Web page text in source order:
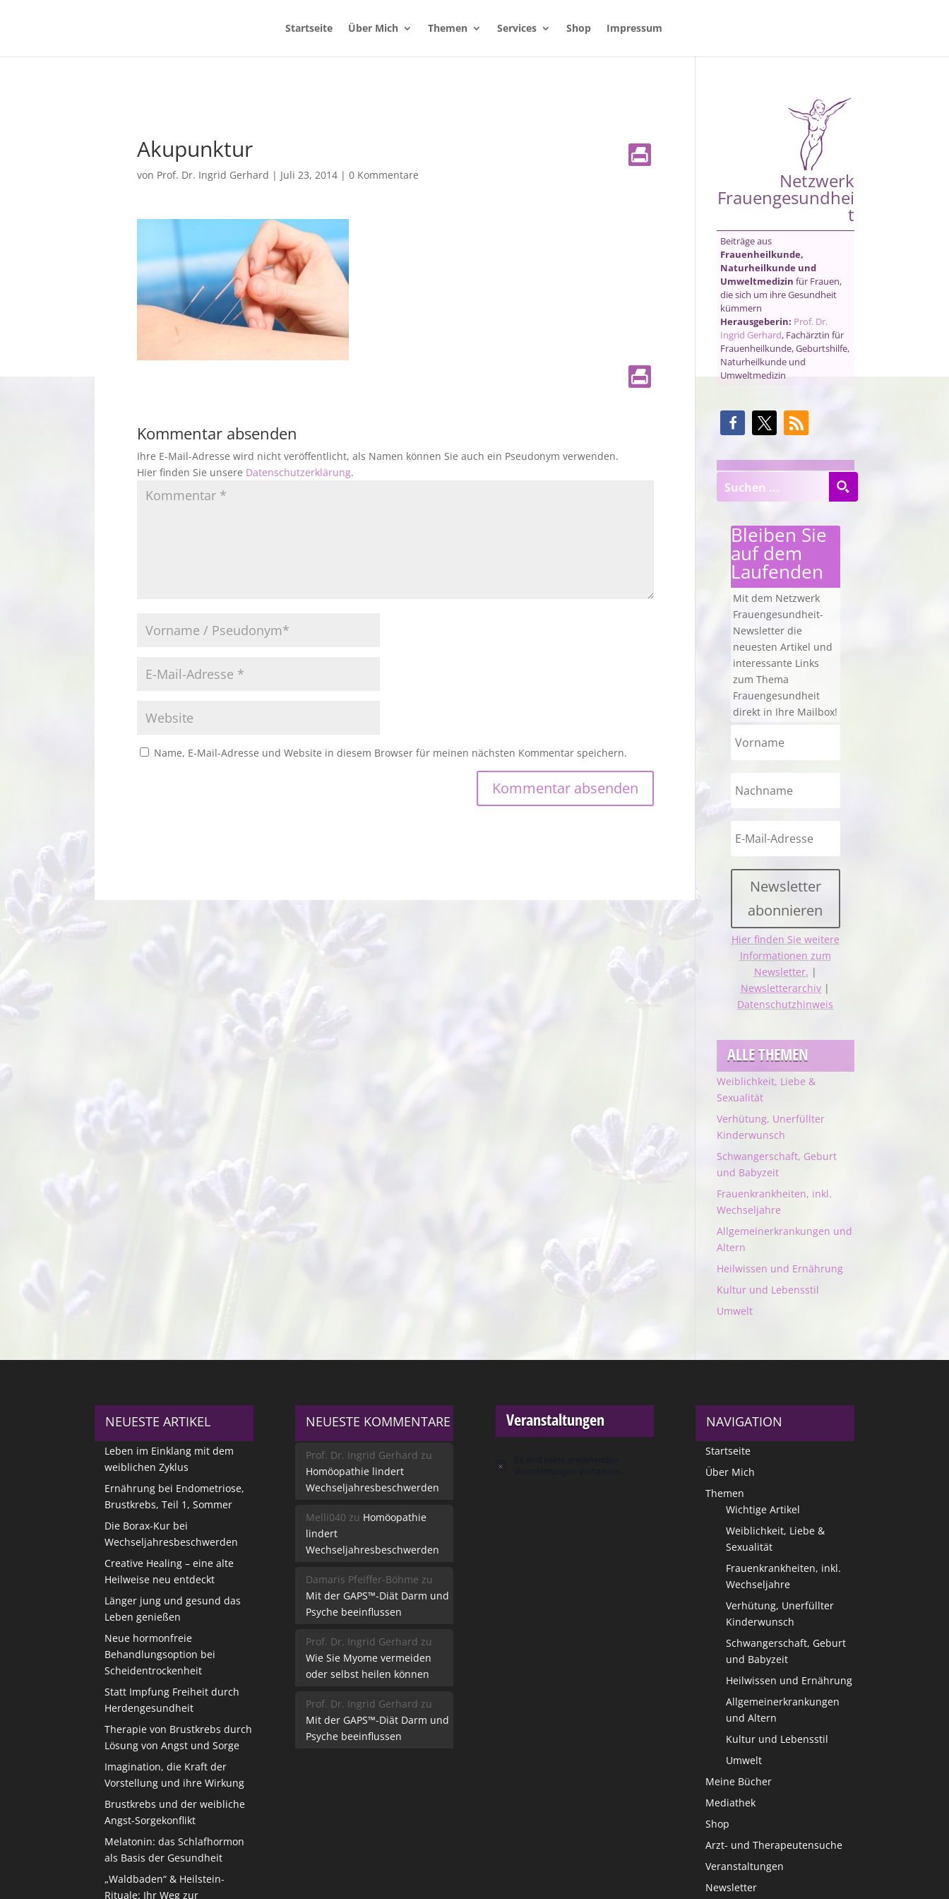
Startseite Über Mich Themen Services Shop Impressum
Akupunktur
von Prof. Dr. Ingrid Gerhard | Juli 23, 2014| 0 Kommentare
Kommentar absenden
Ihre E-Mail-Adresse wird nicht veröffentlicht, als Namen können Sie auch ein Pseudonym verwenden.
Hier finden Sie unsere Datenschutzerklärung.
Name, E-Mail-Adresse und Website in diesem Browser für meinen nächsten Kommentar speichern.
Netzwerk
Frauengesundhei
t
Beiträge aus
Frauenheilkunde,
Naturheilkunde und
Umweltmedizin für Frauen,
die sich um ihre Gesundheit
kümmern
Herausgeberin: Prof. Dr.
Ingrid Gerhard, Fachärztin für
Frauenheilkunde, Geburtshilfe,
Naturheilkunde und
Umweltmedizin
Bleiben Sie
auf dem
Laufenden
Mit dem Netzwerk
Frauengesundheit-
Newsletter die
neuesten Artikel und
interessante Links
zum Thema
Frauengesundheit
direkt in Ihre Mailbox!
Newsletter
abonnieren
Hier finden Sie weitere
Informationen zum
Newsletter. |
Newsletterarchiv |
Datenschutzhinweis
ALLE THEMEN
Weiblichkeit, Liebe &
Sexualität
Verhütung, Unerfüllter
Kinderwunsch
Schwangerschaft, Geburt
und Babyzeit
Frauenkrankheiten, inkl.
Wechseljahre
Allgemeinerkrankungen und
Altern
Heilwissen und Ernährung
Kultur und Lebensstil
Umwelt
NEUESTE ARTIKEL
Leben im Einklang mit dem
weiblichen Zyklus
Ernährung bei Endometriose,
Brustkrebs, Teil 1, Sommer
Die Borax-Kur bei
Wechseljahresbeschwerden
Creative Healing – eine alte
Heilweise neu entdeckt
Länger jung und gesund das
Leben genießen
Neue hormonfreie
Behandlungsoption bei
Scheidentrockenheit
Statt Impfung Freiheit durch
Herdengesundheit
Therapie von Brustkrebs durch
Lösung von Angst und Sorge
Imagination, die Kraft der
Vorstellung und ihre Wirkung
Brustkrebs und der weibliche
Angst-Sorgekonflikt
Melatonin: das Schlafhormon
als Basis der Gesundheit
„Waldbaden“ & Heilstein-
Rituale: Ihr Weg zur
NEUESTE KOMMENTARE
Prof. Dr. Ingrid Gerhard zu
Homöopathie lindert
Wechseljahresbeschwerden
Melli040 zu Homöopathie
lindert
Wechseljahresbeschwerden
Damaris Pfeiffer-Böhme zu
Mit der GAPS™-Diät Darm und
Psyche beeinflussen
Prof. Dr. Ingrid Gerhard zu
Wie Sie Myome vermeiden
oder selbst heilen können
Prof. Dr. Ingrid Gerhard zu
Mit der GAPS™-Diät Darm und
Psyche beeinflussen
Veranstaltungen
Hinweis
NAVIGATION
Startseite
Über Mich
Themen
Wichtige Artikel
Weiblichkeit, Liebe &
Sexualität
Frauenkrankheiten, inkl.
Wechseljahre
Verhütung, Unerfüllter
Kinderwunsch
Schwangerschaft, Geburt
und Babyzeit
Heilwissen und Ernährung
Allgemeinerkrankungen
und Altern
Kultur und Lebensstil
Umwelt
Meine Bücher
Mediathek
Shop
Arzt- und Therapeutensuche
Veranstaltungen
Newsletter